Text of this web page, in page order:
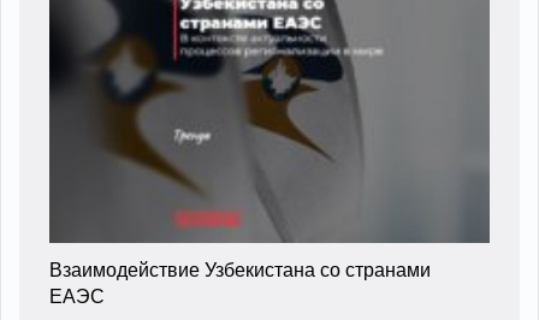
Взаимодействие Узбекистана со странами
ЕАЭС